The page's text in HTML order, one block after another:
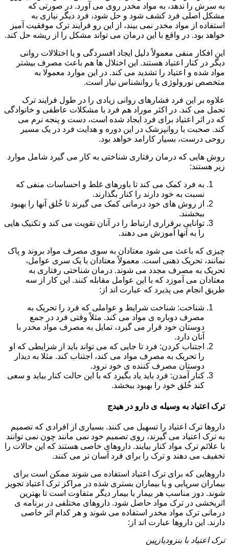
به سرش را ندهد، به مواد مخدر روی می آورد. در صورتی که
مشکل اصلی فرد کشف شود و حل شود، فرد دیگر نیازی به
استفاده از مواد مخدر نمی بیند، از این رو فرایند ترک موفقیت آمیز
خواهد بود. در واقع با این درمان می تواند مشکل را از ریشه حل کند.
این افکار منفی معمولاً دلیل ایجاد افسردگی و یا اختلالات روانی
دیگر در کنار اعتیاد هستند. این اختلال ها هم باعث مصرف بیشتر
مواد شده و اعتیاد را تشدید می کند. در این موارد معمولا به
متخصص نورولوژی یا روانشناس نیاز است.
علاوه بر این فرد فشارهای روانی زیادی را در طول فرایند ترک
تحمل می کند. در اکثر موراد هم فرد با مشکلات عاطفی و خانوادگی
که در اثر اعتیاد برای فرد ایجاد شده است، دست و پنجه نرم می
کند. صحبت با روانپزشک در این دوره و هدایت فرد در یک مسیر
روحی درست، بسیار کارامد خواهد بود.
روش هایی که درمان رفتاری شناختی به کار می گیرد شامل موارد
زیر هستند:
به فرد کمک می کند تا باورهای غلط و احساسات منفی که
نسبت به خود دارند را کنار بگذارند.
از روش های خود درمانی کمک می گیرند تا خُلق آنها را بهبود
ببخشند.
توانایی برقراری ارتباط را در آنان تقویت می کند و تکنیک هایی
را به آنها آموزش می دهند.
چیزی که باعث می شود معتادان به سوی مصرف مواد بروند و پاک
نمانند، تحریک ذهنی است. معمولاً معتادان با یک سری عوامل،
تحریک به مصرف مجدد می شوند. درمان شناختی رفتاری به
معتادان می آموزد که با این عوامل مقابله کنند. این کار از سه
طریق انجام می پذیرد که عبارت اند از:
شناخت: شناخت شرایط و عواملی که فرد را تحریک به
مصرف دوباره ی مواد می کند. مثلاً وقتی فرد در جمع
دوستان خود قرار می گیرد، تمایل به مصرف مواد مخدر با
آنان دارد.
اجتناب کردن: فرد تا جایی که می تواند باید از شرایطی که او
را تحریک به مصرف مواد می کند، اجتناب کند. مثلا به دیدار
دوستان مصرف کننده ی خود نرود.
کنار آمدن: فرد باید یاد بگیرد که با این حالت کنار بیاید و سعی
کند خُلق خود را بهبود ببخشد.
ترک اعتیاد به وسیله ی دارو در هیدج
داروها ترک اعتیاد را تسهیل می کنند. بسیاری از افرادی که تصمیم
به ترک اعتیاد می گیرند، روی تصمیم خود نمی مانند چون نمی توانند
با علائم ترک مواد کنار بیایند. داروهای خاصی هستند که این حالات را
تخفیف می دهند و ترک را برای فرد آسان تر می کنند.
داروهایی که برای ترک اعتیاد استفاده می شوند ممکن است برای
بیماران سرپایی و یا بیماران بستری شده در مراکز ترک اعتیاد تجویز
شوند. دوز مناسب هر بیمار با بیمار دیگر متفاوت است تا بهترین
اثربخشی در ترک مواد حاصل شود. داروهای مختلفی در برنامه ی
درمانی ترک مواد مخدر استفاده می شوند و هر کدام اثر خاصی
دارند. این داروها عبارت اند از:
ترک اعتیاد با بنزودیازپین